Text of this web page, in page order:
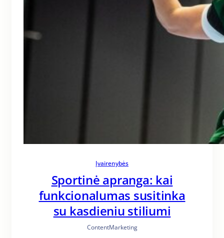
Įvairenybės
Sportinė apranga: kai
funkcionalumas susitinka
su kasdieniu stiliumi
ContentMarketing